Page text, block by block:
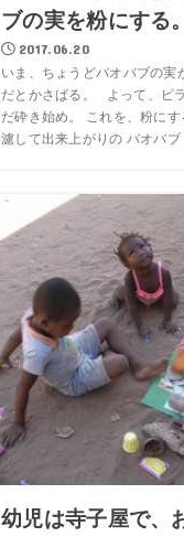
ブの実を粉にする。
2017.06.20
いま、ちょうどバオバブの実
だとかさばる。 よって、ピ
だ砕き始め。 これを、粉にす
濾して出来上がりの バオバブ
幼児は寺子屋で、